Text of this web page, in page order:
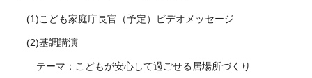
(1)こども家庭庁長官（予定）ビデオメッセージ
(2)基調講演
テーマ：こどもが安心して過ごせる居場所づくり